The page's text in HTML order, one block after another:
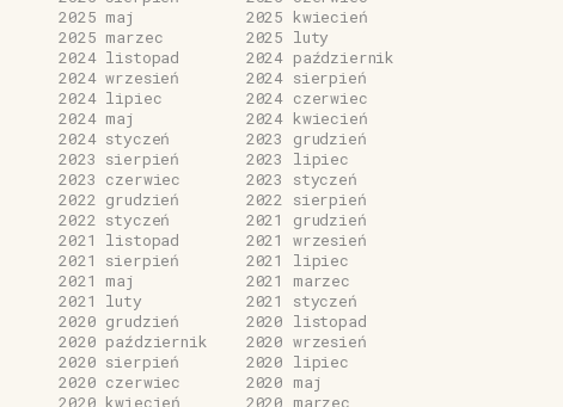
2025 maj
2025 kwiecień
2025 marzec
2025 luty
2024 listopad
2024 październik
2024 wrzesień
2024 sierpień
2024 lipiec
2024 czerwiec
2024 maj
2024 kwiecień
2024 styczeń
2023 grudzień
2023 sierpień
2023 lipiec
2023 czerwiec
2023 styczeń
2022 grudzień
2022 sierpień
2022 styczeń
2021 grudzień
2021 listopad
2021 wrzesień
2021 sierpień
2021 lipiec
2021 maj
2021 marzec
2021 luty
2021 styczeń
2020 grudzień
2020 listopad
2020 październik
2020 wrzesień
2020 sierpień
2020 lipiec
2020 czerwiec
2020 maj
2020 kwiecień
2020 marzec